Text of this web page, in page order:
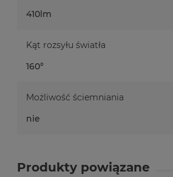
410lm
Kąt rozsyłu światła
160°
Możliwość ściemniania
nie
Produkty powiązane